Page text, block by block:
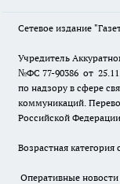
Сетевое издание
Учредитель
№ФС 77-90386 от
по надзору в сфере
коммуникаций.
Российской
Возрастная категория
Оперативные